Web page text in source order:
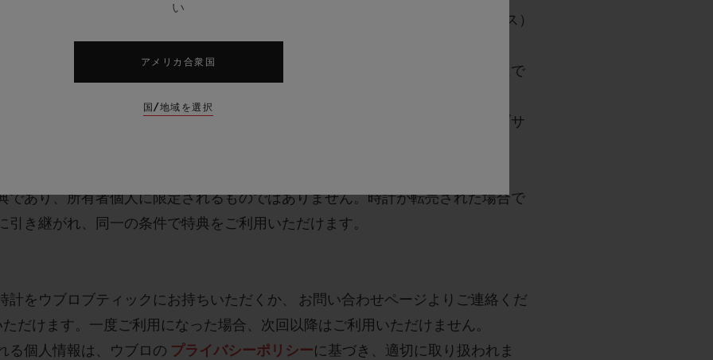
メンテナンス（具体的には、時計のオーバーホールおよびポリッシュサービス）
値を有するものではなく、換金、返品、または現金や他のサービスとの交換はで
際保証と同一の諸条件が適用されます。諸条件の詳細については、下記ウェブサ
であり、所有者個人に限定されるものではありません。時計が転売された場合で
き継がれ、同一の条件で特典をご利用いただけます。
計をウブロブティックにお持ちいただくか、 お問い合わせページよりご連絡くだ
だけます。一度ご利用になった場合、次回以降はご利用いただけません。
る個人情報は、ウブロの プライバシーポリシーに基づき、適切に取り扱われま
い
アメリカ合衆国
国/地域を選択